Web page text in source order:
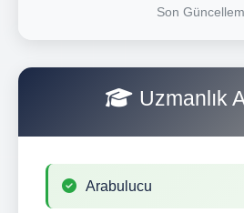
Son
Uzmanlık
Arabulucu